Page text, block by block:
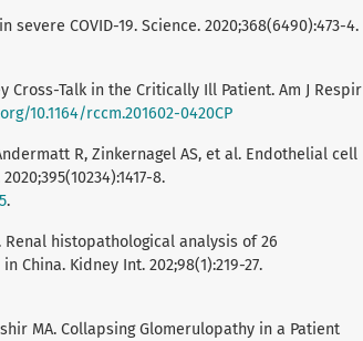
severe COVID-19. Science. 2020;368(6490):473-4.
Cross-Talk in the Critically Ill Patient. Am J Respir
10.1164/rccm.201602-0420CP
R, Zinkernagel AS, et al. Endothelial cell
8.
.
Renal histopathological analysis of 26
China. Kidney Int. 202;98(1):219-27.
MA. Collapsing Glomerulopathy in a Patient